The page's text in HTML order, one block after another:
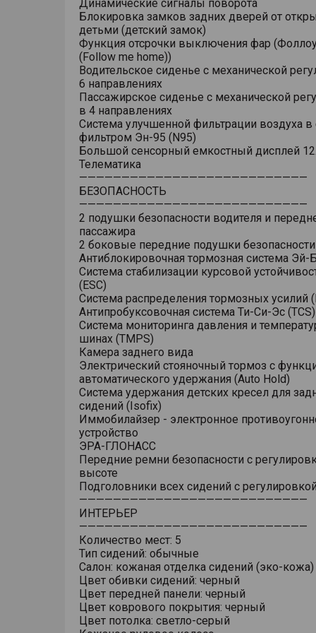
Динамические сигналы поворота
Блокировка замков задних дверей от
детьми (детский замок)
Функция отсрочки выключения фар
(Follow me home))
Водительское сиденье с механической
6 направлениях
Пассажирское сиденье с механической
в 4 направлениях
Система улучшенной фильтрации воздуха в
фильтром Эн-95 (N95)
Большой сенсорный емкостный дисплей
Телематика
———————————————————————————
БЕЗОПАСНОСТЬ
———————————————————————————
2 подушки безопасности водителя и
пассажира
2 боковые передние подушки безопасности
Антиблокировочная тормозная система Эй-
Система стабилизации курсовой
(ESC)
Система распределения тормозных усилий
Антипробуксовочная система Ти-Си-Эс (TCS)
Система мониторинга давления и
шинах (TMPS)
Камера заднего вида
Электрический стояночный тормоз с
автоматического удержания (Auto Hold)
Система удержания детских кресел для
сидений (Isofix)
Иммобилайзер - электронное
устройство
ЭРА-ГЛОНАСС
Передние ремни безопасности с
высоте
Подголовники всех сидений с
———————————————————————————
ИНТЕРЬЕР
———————————————————————————
Количество мест: 5
Тип сидений: обычные
Салон: кожаная отделка сидений (эко-кожа)
Цвет обивки сидений: черный
Цвет передней панели: черный
Цвет коврового покрытия: черный
Цвет потолка: светло-серый